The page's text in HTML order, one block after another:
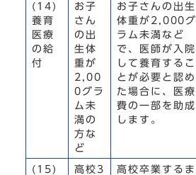
(14)
養育
医療
の給
付
お子
さん
の出
生体
重が
2,00
0グラ
ム未
満の
方な
ど
お子さんの出生
体重が2,000グ
ラム未満など
で、医師が入院
して養育するこ
とが必要と認め
た場合に、医療
費の一部を助成
します。
(15)
高校3
高校卒業するま